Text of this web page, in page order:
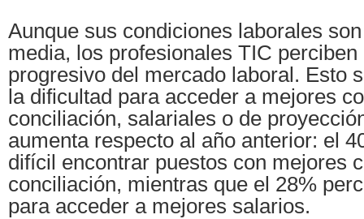
Aunque sus condiciones laborales
media, los profesionales TIC perciben
progresivo del mercado laboral. Esto
la dificultad para acceder a mejores
conciliación, salariales o de
aumenta respecto al año anterior: el
difícil encontrar puestos con mejores
conciliación, mientras que el 28%
para acceder a mejores salarios.